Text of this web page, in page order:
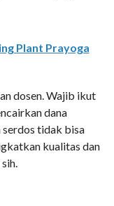
Plant Prayoga
dosen. Wajib ikut
dana
serdos tidak bisa
kualitas dan